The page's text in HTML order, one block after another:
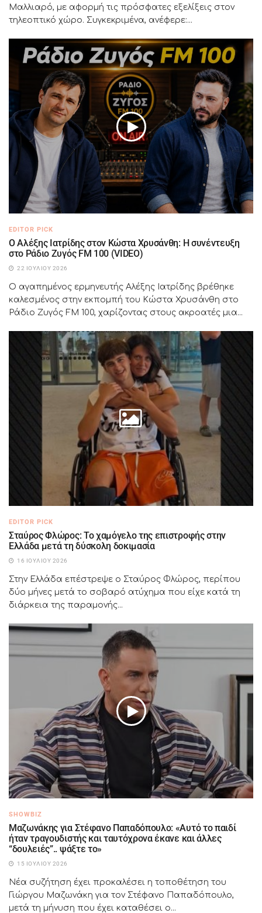
Μαλλιαρό, με αφορμή τις πρόσφατες εξελίξεις στον
τηλεοπτικό χώρο. Συγκεκριμένα, ανέφερε:...
EDITOR PICK
Ο Αλέξης Ιατρίδης στον Κώστα Χρυσάνθη: Η συνέντευξη
στο Ράδιο Ζυγός FM 100 (VIDEO)
22 ΙΟΥΛΊΟΥ 2026
Ο αγαπημένος ερμηνευτής Αλέξης Ιατρίδης βρέθηκε
καλεσμένος στην εκπομπή του Κώστα Χρυσάνθη στο
Ράδιο Ζυγός FM 100, χαρίζοντας στους ακροατές μια...
EDITOR PICK
Σταύρος Φλώρος: Το χαμόγελο της επιστροφής στην
Ελλάδα μετά τη δύσκολη δοκιμασία
16 ΙΟΥΛΊΟΥ 2026
Στην Ελλάδα επέστρεψε ο Σταύρος Φλώρος, περίπου
δύο μήνες μετά το σοβαρό ατύχημα που είχε κατά τη
διάρκεια της παραμονής...
SHOWBIZ
Μαζωνάκης για Στέφανο Παπαδόπουλο: «Αυτό το παιδί
ήταν τραγουδιστής και ταυτόχρονα έκανε και άλλες
“δουλειές”.. ψάξτε το»
15 ΙΟΥΛΊΟΥ 2026
Νέα συζήτηση έχει προκαλέσει η τοποθέτηση του
Γιώργου Μαζωνάκη για τον Στέφανο Παπαδόπουλο,
μετά τη μήνυση που έχει καταθέσει ο...